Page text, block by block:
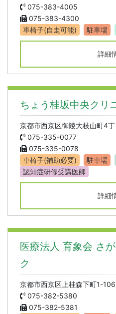
075-383-4005
075-383-4300
車椅子(自走可能)
駐車場
詳細
ちょう桂坂中央クリ
京都市西京区御陵大枝山町4
075-335-0077
075-335-0078
車椅子(補助必要)
駐車場
認知症研修受講医師
詳細
医療法人 育象会 さ
ク
京都市西京区上桂森下町1-106
075-382-5380
075-382-5381